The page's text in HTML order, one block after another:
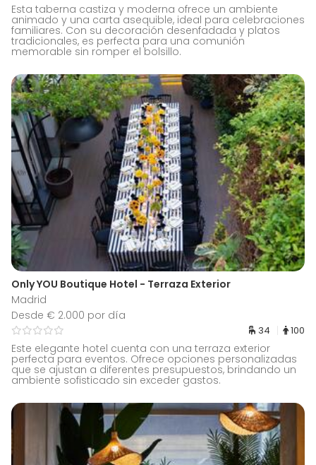
Esta taberna castiza y moderna ofrece un ambiente
animado y una carta asequible, ideal para celebraciones
familiares. Con su decoración desenfadada y platos
tradicionales, es perfecta para una comunión
memorable sin romper el bolsillo.
Only YOU Boutique Hotel - Terraza Exterior
Madrid
Desde € 2.000 por día
34 100
Este elegante hotel cuenta con una terraza exterior
perfecta para eventos. Ofrece opciones personalizadas
que se ajustan a diferentes presupuestos, brindando un
ambiente sofisticado sin exceder gastos.